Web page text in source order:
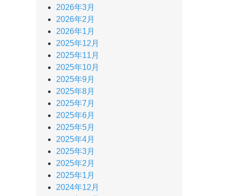
2026年3月
2026年2月
2026年1月
2025年12月
2025年11月
2025年10月
2025年9月
2025年8月
2025年7月
2025年6月
2025年5月
2025年4月
2025年3月
2025年2月
2025年1月
2024年12月